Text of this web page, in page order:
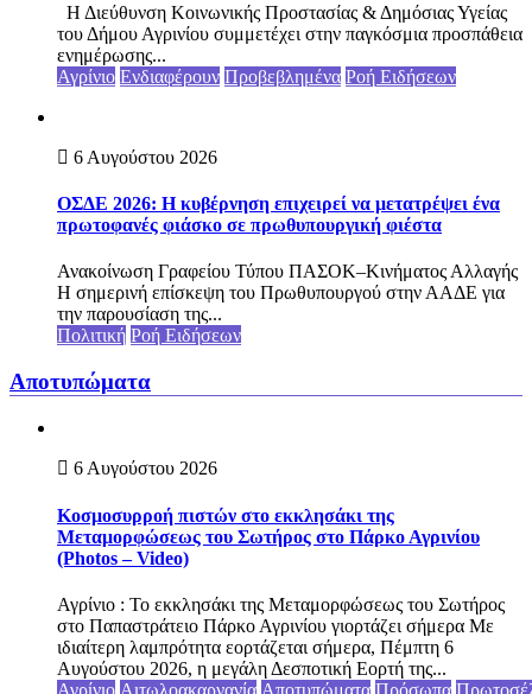
Η Διεύθυνση Κοινωνικής Προστασίας & Δημόσιας Υγείας
του Δήμου Αγρινίου συμμετέχει στην παγκόσμια προσπάθεια
ενημέρωσης...
Αγρίνιο Ενδιαφέρουν Προβεβλημένα Ροή Ειδήσεων
6 Αυγούστου 2026
ΟΣΔΕ 2026: Η κυβέρνηση επιχειρεί να μετατρέψει ένα
πρωτοφανές φιάσκο σε πρωθυπουργική φιέστα
Ανακοίνωση Γραφείου Τύπου ΠΑΣΟΚ–Κινήματος Αλλαγής
Η σημερινή επίσκεψη του Πρωθυπουργού στην ΑΑΔΕ για
την παρουσίαση της...
Πολιτική Ροή Ειδήσεων
Αποτυπώματα
6 Αυγούστου 2026
Κοσμοσυρροή πιστών στο εκκλησάκι της
Μεταμορφώσεως του Σωτήρος στο Πάρκο Αγρινίου
(Photos – Video)
Αγρίνιο : Το εκκλησάκι της Μεταμορφώσεως του Σωτήρος
στο Παπαστράτειο Πάρκο Αγρινίου γιορτάζει σήμερα Με
ιδιαίτερη λαμπρότητα εορτάζεται σήμερα, Πέμπτη 6
Αυγούστου 2026, η μεγάλη Δεσποτική Εορτή της...
Αγρίνιο Αιτωλοακαρνανία Αποτυπώματα Πρόσωπα